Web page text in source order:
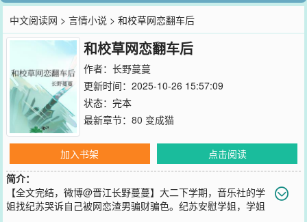
中文阅读网 >言情小说 > 和校草网恋翻车后
和校草网恋翻车后
作者： 长野蔓蔓
更新时间：2025-10-26 15:57:09
状态：完本
最新章节： 80 变成猫
加入书架
点击阅读
简介：
【全文完结，微博@晋江长野蔓蔓】大二下学期，音乐社的学
姐找纪苏哭诉自己被网恋渣男骗财骗色。纪苏安慰学姐，学姐